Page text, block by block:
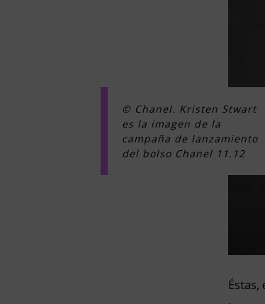
© Chanel. Kristen Stwart
es la imagen de la
campaña de lanzamiento
del bolso Chanel 11.12